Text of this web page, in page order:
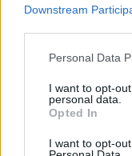
Downstream
Please note that
not limited to your
grant or deny
use your data for
consent section.
Personal Data
I want to opt-
personal data.
Opted In
I want to opt-